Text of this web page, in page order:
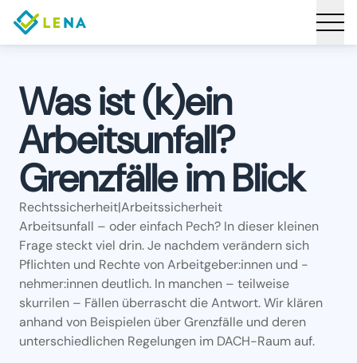
Was ist (k)ein
Arbeitsunfall?
Grenzfälle im Blick
Rechtssicherheit|Arbeitssicherheit
Arbeitsunfall – oder einfach Pech? In dieser kleinen
Frage steckt viel drin. Je nachdem verändern sich
Pflichten und Rechte von Arbeitgeber:innen und -
nehmer:innendeutlich. In manchen – teilweise
skurrilen – Fällen überrascht die Antwort. Wir klären
anhand von Beispielen über Grenzfälle und deren
unterschiedlichen Regelungen im DACH-Raum auf.